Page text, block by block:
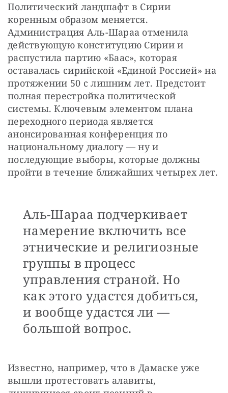
Политический ландшафт в Сирии
коренным образом меняется.
Администрация Аль-Шараа отменила
действующую конституцию Сирии и
распустила партию «Баас», которая
оставалась сирийской «Единой Россией» на
протяжении 50 с лишним лет. Предстоит
полная перестройка политической
системы. Ключевым элементом плана
переходного периода является
анонсированная конференция по
национальному диалогу — ну и
последующие выборы, которые должны
пройти в течение ближайших четырех лет.
Аль-Шараа подчеркивает
намерение включить все
этнические и религиозные
группы в процесс
управления страной. Но
как этого удастся добиться,
и вообще удастся ли —
большой вопрос.
Известно, например, что в Дамаске уже
вышли протестовать алавиты,